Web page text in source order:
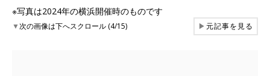
※写真は2024年の横浜開催時のものです
▼次の画像は下へスクロール (4/15) ▶元記事を見る